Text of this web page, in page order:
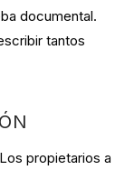
documental.
tantos
propietarios a